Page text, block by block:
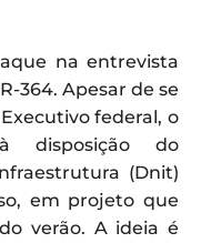
na entrevista
364. Apesar de se
federal, o
disposição do
(Dnit)
em projeto que
verão. A ideia é